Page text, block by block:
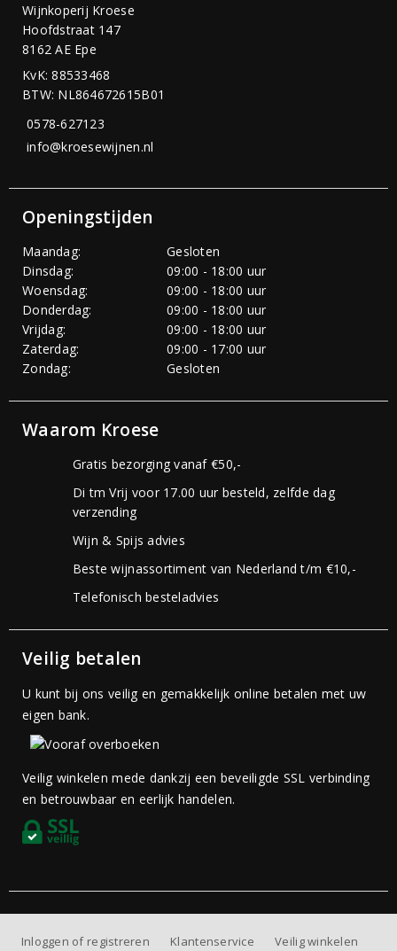
Wijnkoperij Kroese
Hoofdstraat 147
8162 AE Epe
KvK: 88533468
BTW: NL864672615B01
0578-627123
info@kroesewijnen.nl
Openingstijden
Maandag:
Gesloten
Dinsdag:
09:00 - 18:00 uur
Woensdag:
09:00 - 18:00 uur
Donderdag:
09:00 - 18:00 uur
Vrijdag:
09:00 - 18:00 uur
Zaterdag:
09:00 - 17:00 uur
Zondag:
Gesloten
Waarom Kroese
Gratis bezorging vanaf €50,-
Di tm Vrij voor 17.00 uur besteld, zelfde dag
verzending
Wijn & Spijs advies
Beste wijnassortiment van Nederland t/m €10,-
Telefonisch besteladvies
Veilig betalen
U kunt bij ons veilig en gemakkelijk online betalen met uw
eigen bank.
Veilig winkelen mede dankzij een beveiligde SSL verbinding
en betrouwbaar en eerlijk handelen.
Inloggen of registreren Klantenservice Veilig winkelen